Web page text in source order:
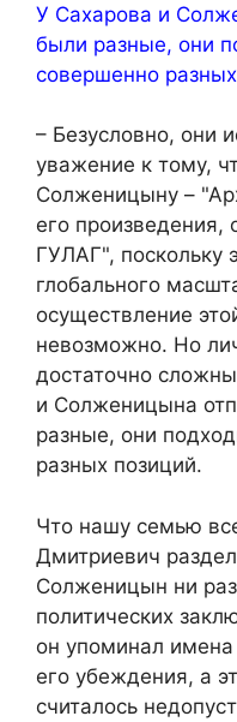
У Сахарова и
были разные, они
совершенно
– Безусловно, они
уважение к тому,
Солженицыну –
его произведения,
ГУЛАГ", поскольку
глобального
осуществление
невозможно. Но
достаточно
и Солженицына
разные, они
разных позиций.
Что нашу семью
Дмитриевич
Солженицын ни
политических
он упоминал имена
его убеждения, а
считалось